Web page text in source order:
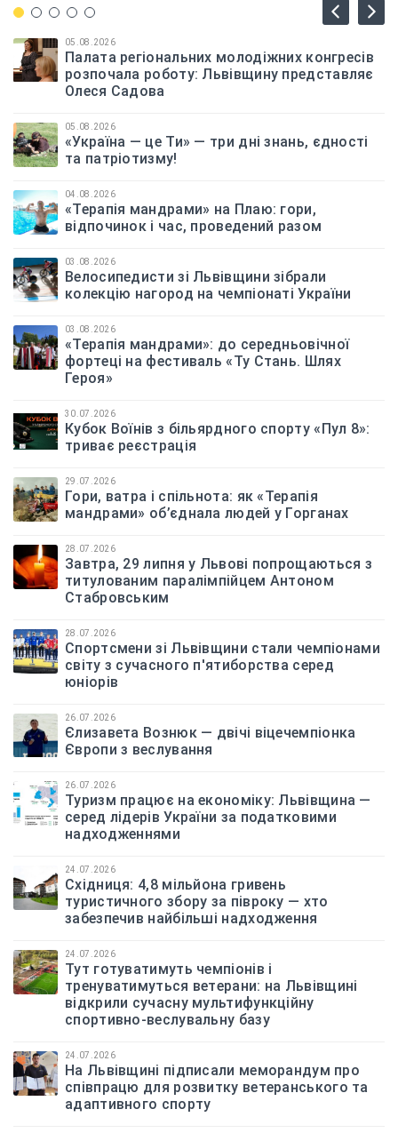
05.08.2026
Палата регіональних молодіжних конгресів
розпочала роботу: Львівщину представляє
Олеся Садова
05.08.2026
«Україна — це Ти» — три дні знань, єдності
та патріотизму!
04.08.2026
«Терапія мандрами» на Плаю: гори,
відпочинок і час, проведений разом
03.08.2026
Велосипедисти зі Львівщини зібрали
колекцію нагород на чемпіонаті України
03.08.2026
«Терапія мандрами»: до середньовічної
фортеці на фестиваль «Ту Стань. Шлях
Героя»
30.07.2026
Кубок Воїнів з більярдного спорту «Пул 8»:
триває реєстрація
29.07.2026
Гори, ватра і спільнота: як «Терапія
мандрами» об’єднала людей у Горганах
28.07.2026
Завтра, 29 липня у Львові попрощаються з
титулованим паралімпійцем Антоном
Стабровським
28.07.2026
Спортсмени зі Львівщини стали чемпіонами
світу з сучасного п'ятиборства серед
юніорів
26.07.2026
Єлизавета Вознюк — двічі віцечемпіонка
Європи з веслування
26.07.2026
Туризм працює на економіку: Львівщина —
серед лідерів України за податковими
надходженнями
24.07.2026
Східниця: 4,8 мільйона гривень
туристичного збору за півроку — хто
забезпечив найбільші надходження
24.07.2026
Тут готуватимуть чемпіонів і
тренуватимуться ветерани: на Львівщині
відкрили сучасну мультифункційну
спортивно-веслувальну базу
24.07.2026
На Львівщині підписали меморандум про
співпрацю для розвитку ветеранського та
адаптивного спорту